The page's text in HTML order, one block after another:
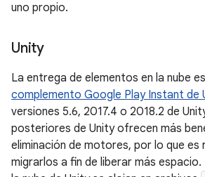
uno propio.
Unity
La entrega de elementos en la nube
complemento Google Play Instant de
versiones 5.6, 2017.4 o 2018.2 de
posteriores de Unity ofrecen más
eliminación de motores, por lo que es
migrarlos a fin de liberar más